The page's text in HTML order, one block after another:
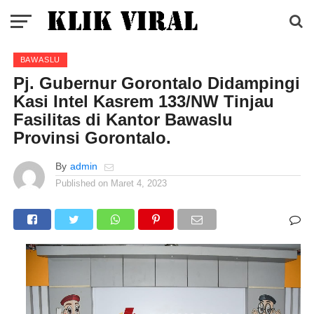
BAWASLU
Pj. Gubernur Gorontalo Didampingi
Kasi Intel Kasrem 133/NW Tinjau
Fasilitas di Kantor Bawaslu
Provinsi Gorontalo.
By admin
Published on Maret 4, 2023